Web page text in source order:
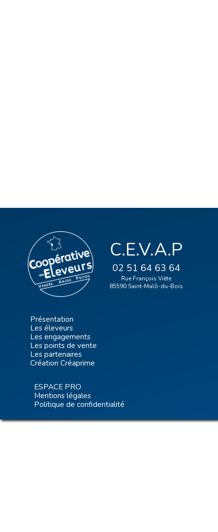
C.E.V.A.P
02 51 64 63 64
Rue François Viète
85590 Saint-Malô-du-Bois
Présentation
Les éleveurs
Les engagements
Les points de vente
Les partenaires
Création Créaprime
ESPACE PRO
Mentions légales
Politique de confidentialité